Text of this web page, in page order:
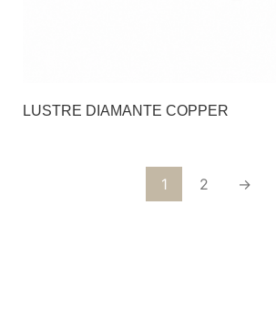
LUSTRE DIAMANTE COPPER
1 2 →